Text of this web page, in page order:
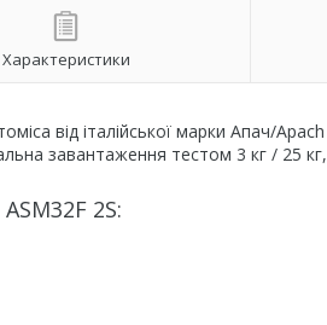
Характеристики
від італійської марки Апач/
завантаження тестом 3 кг / 25
2S: